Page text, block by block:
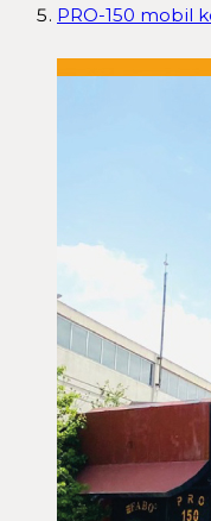
PRO-150 mobil